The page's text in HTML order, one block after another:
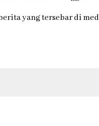
yang tersebar di